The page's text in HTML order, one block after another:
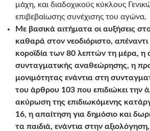
μάχη, και διαδοχικούς κύκλους
επιβεβαίωσης συνέχισης του αγώνα.
Με βασικά αιτήματα οι αυξήσεις
καθαρά στον νεοδιόριστο,
κοροϊδία των 80 λεπτών τη μέρα, η
συνταγματικής αναθεώρησης, η
μονιμότητας ενάντια στη
του άρθρου 103 που επιδιώκει την
ακύρωση της επιδιωκόμενης
16, η απαίτηση για δημόσιο και
τα παιδιά, ενάντια στην